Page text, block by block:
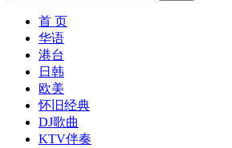
首 页
华语
港台
日韩
欧美
怀旧经典
DJ歌曲
KTV伴奏